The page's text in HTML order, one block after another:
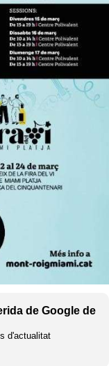
de Google de
d'actualitat